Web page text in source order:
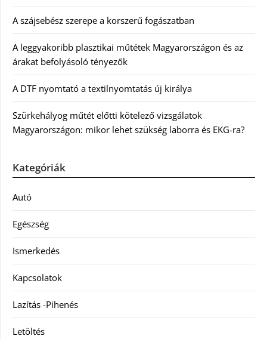
A szájsebész szerepe a korszerű fogászatban
A leggyakoribb plasztikai műtétek Magyarországon és az
árakat befolyásoló tényezők
A DTF nyomtató a textilnyomtatás új királya
Szürkehályog műtét előtti kötelező vizsgálatok
Magyarországon: mikor lehet szükség laborra és EKG-ra?
Kategóriák
Autó
Egészség
Ismerkedés
Kapcsolatok
Lazítás -Pihenés
Letöltés